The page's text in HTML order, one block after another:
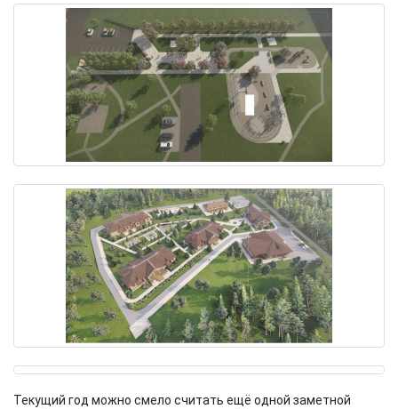
Текущий год можно смело считать ещё одной заметной